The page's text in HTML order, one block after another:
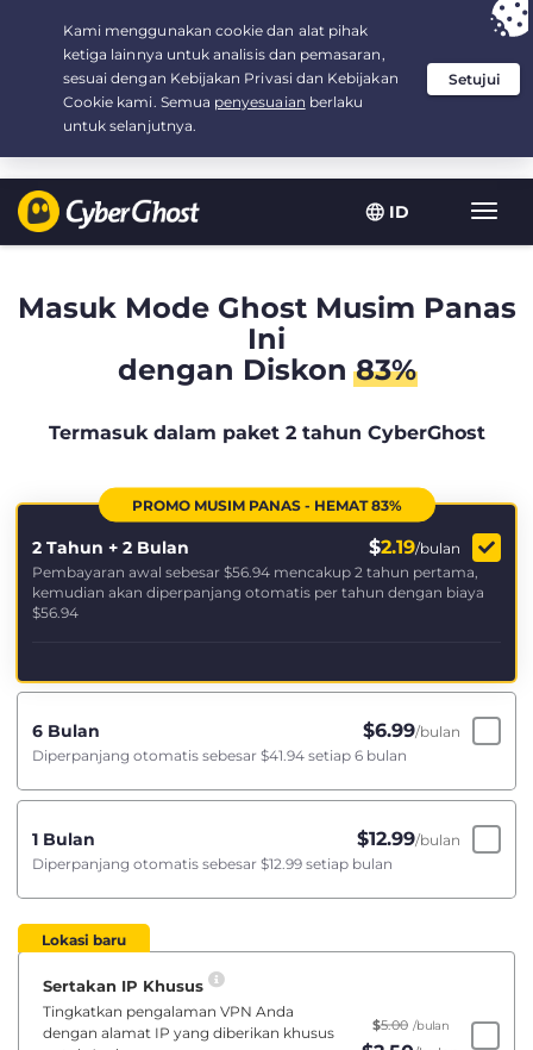
ID
Your choice: The Best Dealfor 2.1666666666667-years at $
/month
Masuk Mode Ghost Musim Panas
Ini
dengan Diskon83%
Termasuk dalam paket 2 tahun CyberGhost
PROMO MUSIM PANAS - HEMAT 83%
2 Tahun + 2 Bulan $2.19/bulan
Pembayaran awal sebesar $56.94 mencakup 2 tahun pertama,
kemudian akan diperpanjang otomatis per tahun dengan biaya
$56.94
6 Bulan $6.99/bulan
Diperpanjang otomatis sebesar $41.94 setiap 6 bulan
1 Bulan $12.99/bulan
Diperpanjang otomatis sebesar $12.99 setiap bulan
Lokasi baru
Sertakan IP Khusus
Tingkatkan pengalaman VPN Anda
dengan alamat IP yang diberikan khusus
$5.00 /bulan